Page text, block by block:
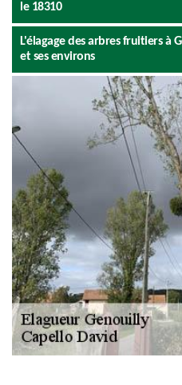
le 18310
L'élagage des arbres fruitiers à
et ses environs